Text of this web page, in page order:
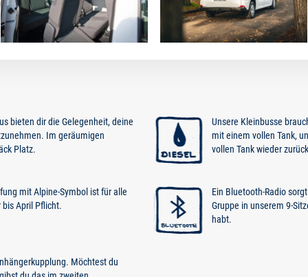
bieten dir die Gelegenheit, deine
Im geräumigen
Platz.
Unsere Kleinbusse
mit einem vollen Tank,
vollen Tank wieder
mit Alpine-Symbol ist für alle
bis April Pflicht.
Ein Bluetooth-Radio
Gruppe in unserem 9-
habt.
Möchtest du